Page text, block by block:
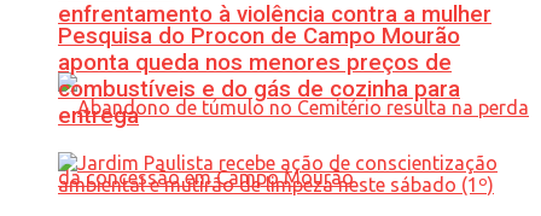
enfrentamento à violência contra a mulher
Pesquisa do Procon de Campo Mourão
aponta queda nos menores preços de
combustíveis e do gás de cozinha para
entrega